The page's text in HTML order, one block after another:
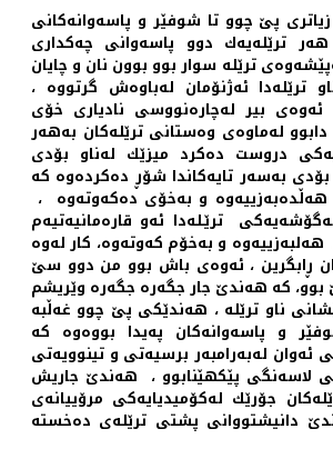
پێ چوو تا شوفێر و پاسه‌وانه‌كانی
ترێله‌یه‌ك دوو پاسه‌وانی چه‌كداری
ترێله‌ سوار بوو بوون نان و چایان
ترێله‌دا ئه‌ژنۆمان له‌باوه‌ش گرتووه ‌،
بیر له‌چاره‌نووسی نادیاری خۆی
له‌ماوه‌ی وه‌ستانی ترێله‌كان به‌هه‌ر
دروست ده‌كرد میزێك له‌ناو بۆدی
بۆدی به‌سه‌ر تایه‌كاندا شۆڕ ده‌كرده‌وه‌ كه‌
هه‌ڵده‌به‌زییه‌وه‌ و به‌خۆی ده‌كه‌وته‌وه‌ ،
ترێـله‌دا ئه‌و قاره‌مانیه‌تیه‌م
و به‌خۆم ‌كه‌وته‌وه‌، كار له‌وه‌
ڕابگرین ، ئه‌وه‌ی باش بوو من دوو سێ
كه‌ هه‌ندێ جار جگه‌ره‌ ‌جگه‌ره‌ وێریشم
ناو ترێله ‌، هه‌ندێكی پێ چوو غه‌ڵبه‌
و پاسه‌وانه‌كان په‌یدا بووه‌وه‌ كه‌
ئه‌وان له‌به‌رامبه‌ر برسیه‌تی و تینوویه‌تی
لاسه‌نگی پێكهێنابوو ، ‌ هه‌ندێ جاریش
جۆرێك له‌كۆمیدیایه‌كی مرۆییانه‌ی
دانیشتووانی پشتی ترێله‌ی‌ ده‌خسته‌